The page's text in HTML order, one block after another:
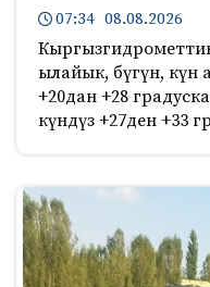
07:34 08.08.2026
ылайык, бүгүн, күн
+20дан +28
күндүз +27ден +33